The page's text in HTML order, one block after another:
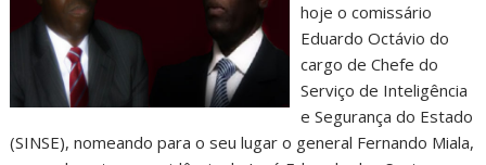
hoje o comissário
Eduardo Octávio do
cargo de Chefe do
Serviço de Inteligência
e Segurança do Estado
(SINSE), nomeando para o seu lugar o general Fernando Miala,